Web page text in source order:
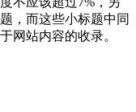
，而这些小标题中同
网站内容的收录。